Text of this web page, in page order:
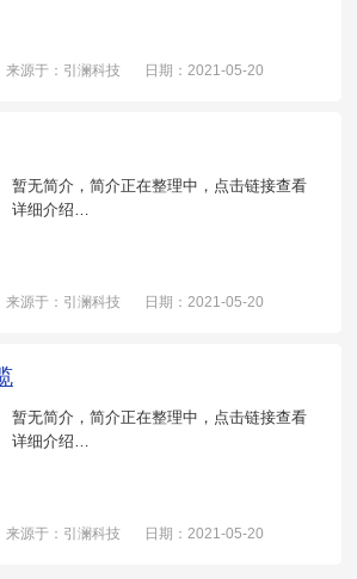
来源于：引澜科技 日期：2021-05-20
暂无简介，简介正在整理中，点击链接查看
详细介绍…
来源于：引澜科技 日期：2021-05-20
暂无简介，简介正在整理中，点击链接查看
详细介绍…
来源于：引澜科技 日期：2021-05-20